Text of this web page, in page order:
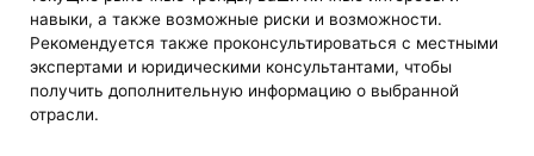
навыки, а также возможные риски и возможности.
Рекомендуется также проконсультироваться с местными
экспертами и юридическими консультантами, чтобы
получить дополнительную информацию о выбранной
отрасли.